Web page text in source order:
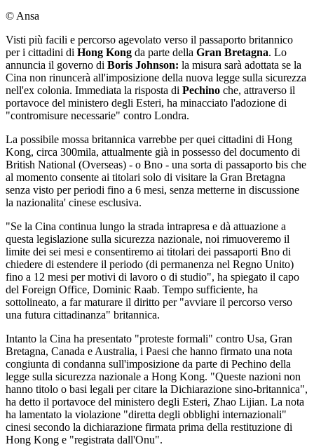
© Ansa
Visti più facili e percorso agevolato verso il passaporto britannico
per i cittadini di Hong Kong da parte della Gran Bretagna. Lo
annuncia il governo di Boris Johnson: la misura sarà adottata se la
Cina non rinuncerà all'imposizione della nuova legge sulla sicurezza
nell'ex colonia. Immediata la risposta di Pechino che, attraverso il
portavoce del ministero degli Esteri, ha minacciato l'adozione di
"contromisure necessarie" contro Londra.
La possibile mossa britannica varrebbe per quei cittadini di Hong
Kong, circa 300mila, attualmente già in possesso del documento di
British National (Overseas) - o Bno - una sorta di passaporto bis che
al momento consente ai titolari solo di visitare la Gran Bretagna
senza visto per periodi fino a 6 mesi, senza metterne in discussione
la nazionalita' cinese esclusiva.
"Se la Cina continua lungo la strada intrapresa e dà attuazione a
questa legislazione sulla sicurezza nazionale, noi rimuoveremo il
limite dei sei mesi e consentiremo ai titolari dei passaporti Bno di
chiedere di estendere il periodo (di permanenza nel Regno Unito)
fino a 12 mesi per motivi di lavoro o di studio", ha spiegato il capo
del Foreign Office, Dominic Raab. Tempo sufficiente, ha
sottolineato, a far maturare il diritto per "avviare il percorso verso
una futura cittadinanza" britannica.
Intanto la Cina ha presentato "proteste formali" contro Usa, Gran
Bretagna, Canada e Australia, i Paesi che hanno firmato una nota
congiunta di condanna sull'imposizione da parte di Pechino della
legge sulla sicurezza nazionale a Hong Kong. "Queste nazioni non
hanno titolo o basi legali per citare la Dichiarazione sino-britannica",
ha detto il portavoce del ministero degli Esteri, Zhao Lijian. La nota
ha lamentato la violazione "diretta degli obblighi internazionali"
cinesi secondo la dichiarazione firmata prima della restituzione di
Hong Kong e "registrata dall'Onu".